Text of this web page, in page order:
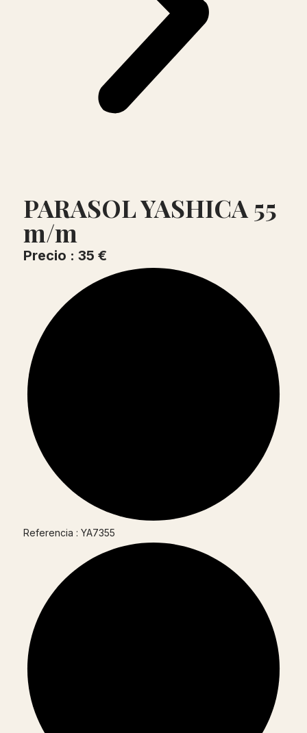
PARASOL YASHICA 55
m/m
Precio : 35 €
Referencia : YA7355